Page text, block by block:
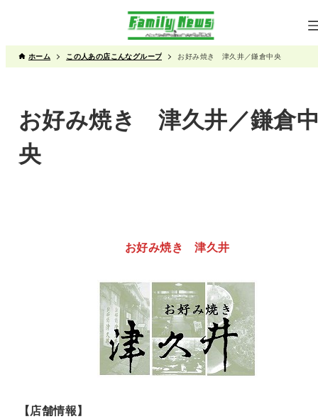
ホーム この人あの店こんなグループ お好み焼き 津久井／鎌倉中央
お好み焼き 津久井／鎌倉
央
お好み焼き 津久井
【店舗情報】